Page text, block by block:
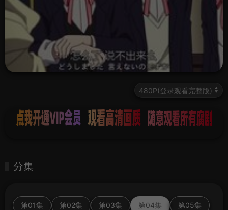
分集
第01集 第02集 第03集 第04集 第05集